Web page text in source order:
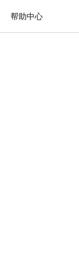
帮助中心